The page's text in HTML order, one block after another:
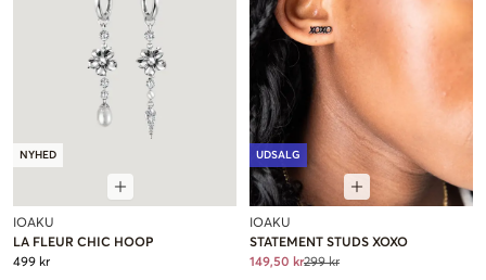
NYHED
IOAKU
LA FLEUR CHIC HOOP
499 kr
UDSALG
IOAKU
STATEMENT STUDS XOXO
149,50 kr299 kr